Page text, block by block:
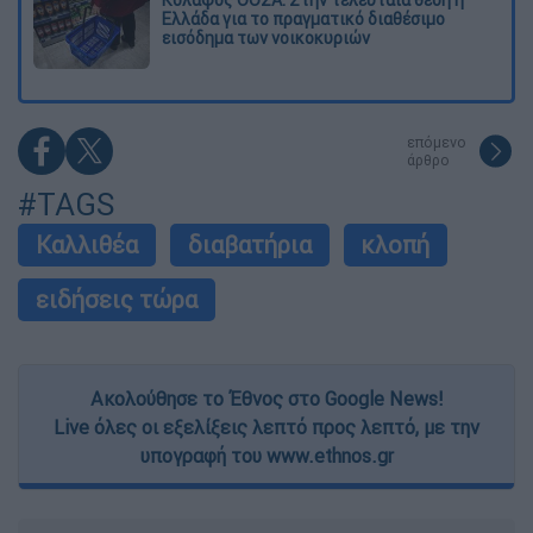
Ελλάδα για το πραγματικό διαθέσιμο
εισόδημα των νοικοκυριών
επόμενο
άρθρο
#TAGS
Καλλιθέα διαβατήρια
κλοπή
ειδήσεις τώρα
Ακολούθησε το Έθνος στο Google News!
Live όλες οι εξελίξεις λεπτό προς λεπτό, με την
υπογραφή του www.ethnos.gr